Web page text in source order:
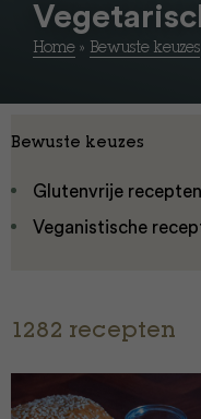
Home » Bewuste keuzes
Bewuste keuzes
Glutenvrije recepten
Veganistische
1282 recepten